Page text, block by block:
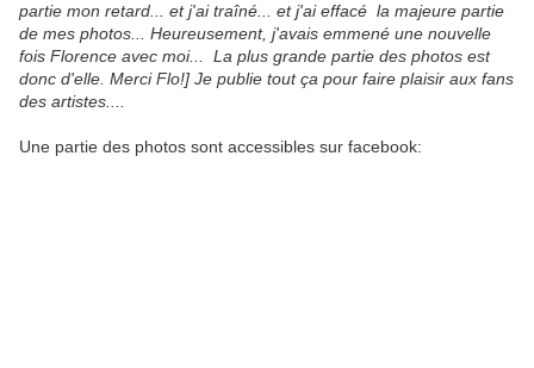
partie mon retard... et j'ai traîné... et j'ai effacé la majeure partie
de mes photos... Heureusement, j'avais emmené une nouvelle
fois Florence avec moi... La plus grande partie des photos est
donc d'elle. Merci Flo!] Je publie tout ça pour faire plaisir aux fans
des artistes....
Une partie des photos sont accessibles sur facebook: